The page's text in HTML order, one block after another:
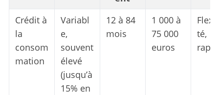
Crédit à
la
consom
mation
Variabl
e,
souvent
élevé
(jusqu’à
15% en
12 à 84
mois
1 000 à
75 000
euros
té,